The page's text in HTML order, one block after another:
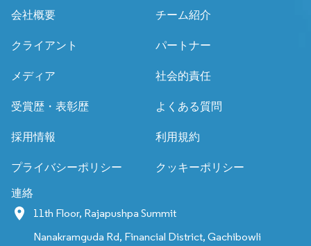
会社概要
チーム紹介
クライアント パートナー
メディア 社会的責任
受賞歴・表彰歴 よくある質問
採用情報 利用規約
プライバシーポリシー クッキーポリシー
連絡
11th Floor, Rajapushpa Summit
Nanakramguda Rd, Financial District, Gachibowli